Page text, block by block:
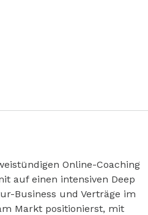
Online-Coaching
auf einen intensiven Deep
Business und Verträge im
Markt positionierst, mit